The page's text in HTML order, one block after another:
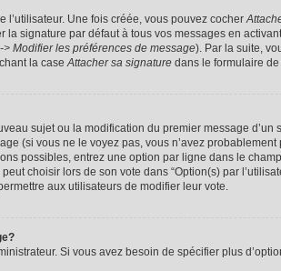
l’utilisateur. Une fois créée, vous pouvez cocher
signature par défaut à tous vos messages en
Modifier les préférences de message). Par la suite,
la caseAttacher sa signature dans le formulaire
sujet ou la modification du premier message d’un
(si vous ne le voyez pas, vous n’avez
possibles, entrez une option par ligne dans le
choisir lors de son vote dans “Option(s) par
aux utilisateurs de modifier leur vote.
Si vous avez besoin de spécifier plus